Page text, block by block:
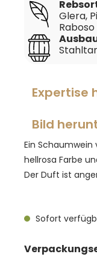
Glera,
Raboso
Expertise
Bild
Ein
hellrosa Farbe
Der Duft ist angenehm fruchtig und erinnert an
und hinterlässt
Motivo rosé als
Sofort